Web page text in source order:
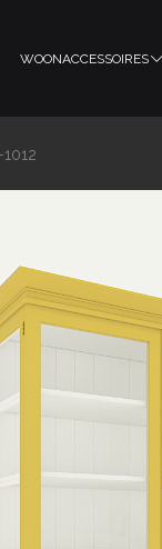
WOONACCESSOIRES